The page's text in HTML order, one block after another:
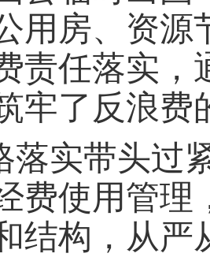
用房、资源
责任落实，
牢了反浪费
落实带头过
费使用管理
结构，从严